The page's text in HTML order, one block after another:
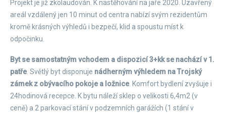
Projekt je již zkolaudován. K nastěhování na jaře 2020.​ Uzavřený
areál vzdálený jen 10 minut od centra nabízí svým rezidentům
kromě krásných výhledů i bezpečí, klid a spoustu míst k
odpočinku.
Byt se samostatným vchodem a dispozicí 3+kk se nachází v 1.
patře. Světlý byt disponuje nádherným výhledem na Trojský
zámek z obývacího pokoje a ložnice. Komfort bydlení zvyšuje i
24hodinová recepce. K bytu náleží sklep o velikosti 6,4m2 (v
ceně) a 2 parkovací stání v podzemních garážích (1 stání v